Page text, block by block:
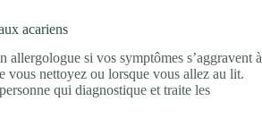
acariens
allergologue si vos symptômes s’aggravent à
vous nettoyez ou lorsque vous allez au lit.
qui diagnostique et traite les